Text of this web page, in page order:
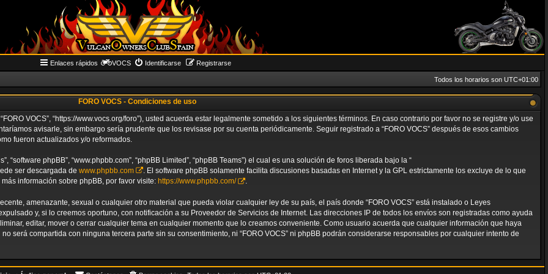
Enlaces rápidos VOCS Identificarse Registrarse
Todos los horarios son UTC+01:00
FORO VOCS - Condiciones de uso
VOCS”, “https://www.vocs.org/foro”), usted acuerda estar legalmente sometido a los siguientes términos. En caso contrario por favor no se registre y/o use
avisarle, sin embargo sería prudente que los revisase por su cuenta periódicamente. Seguir registrado a “FORO VOCS” después de esos cambios
fueron actualizados y/o reformados.
phpBB”, “www.phpbb.com”, “phpBB Limited”, “phpBB Teams”) el cual es una solución de foros liberada bajo la “
ser descargada de www.phpbb.com
. El software phpBB solamente facilita discusiones basadas en Internet y la GPL estrictamente los excluye de lo que
información sobre phpBB, por favor visite: https://www.phpbb.com/ .
amenazante, sexual o cualquier otro material que pueda violar cualquier ley de su país, el país donde “FORO VOCS” está instalado o Leyes
y, si lo creemos oportuno, con notificación a su Proveedor de Servicios de Internet. Las direcciones IP de todos los envíos son registradas como ayuda
editar, mover o cerrar cualquier tema en cualquier momento que lo creamos conveniente. Como usuario acuerda que cualquier información que haya
será compartida con ninguna tercera parte sin su consentimiento, ni “FORO VOCS” ni phpBB podrán considerarse responsables por cualquier intento de